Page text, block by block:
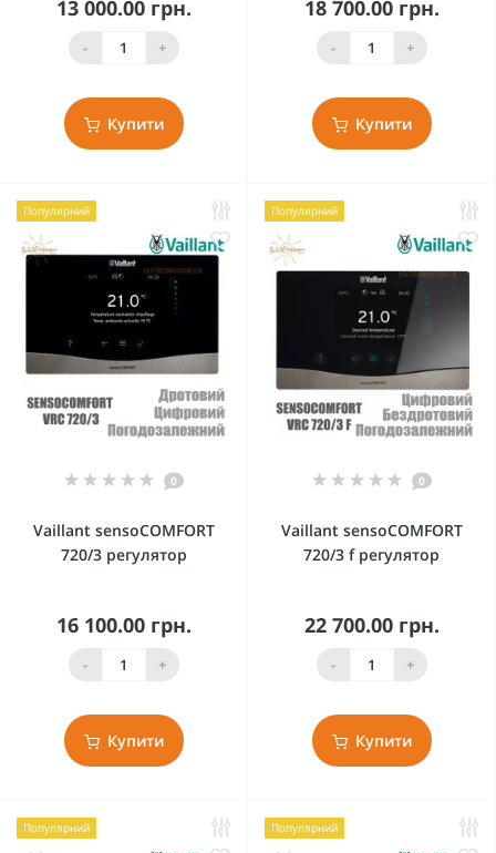
13 000.00 грн.
- +
Купити
18 700.00 грн.
- +
Купити
Популярний
0
Vaillant sensoCOMFORT
720/3 регулятор
16 100.00 грн.
- +
Купити
Популярний
0
Vaillant sensoCOMFORT
720/3 f регулятор
22 700.00 грн.
- +
Купити
Популярний Популярний